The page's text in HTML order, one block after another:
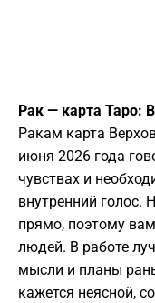
Рак — карта Таро:
Ракам карта
июня 2026 года
чувствах и
внутренний голос.
прямо, поэтому
людей. В работе
мысли и планы
кажется неясной,